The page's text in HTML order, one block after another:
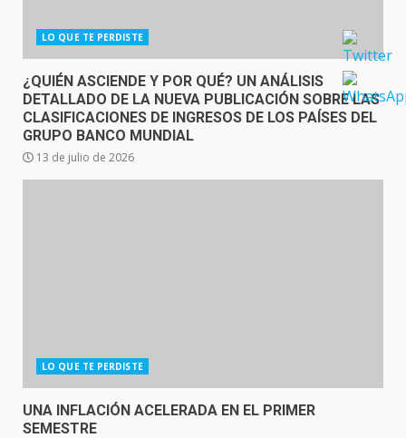
LO QUE TE PERDISTE
¿QUIÉN ASCIENDE Y POR QUÉ? UN ANÁLISIS
DETALLADO DE LA NUEVA PUBLICACIÓN SOBRE LAS
CLASIFICACIONES DE INGRESOS DE LOS PAÍSES DEL
GRUPO BANCO MUNDIAL
13 de julio de 2026
LO QUE TE PERDISTE
UNA INFLACIÓN ACELERADA EN EL PRIMER
SEMESTRE